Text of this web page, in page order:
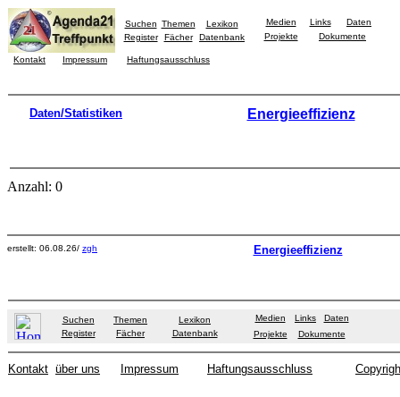
Suchen Themen
Lexikon
Register
Fächer Datenbank
Medien Links
Daten
Projekte
Dokumente
Kontakt Impressum Haftungsausschluss
Daten/Statistiken Energieeffizienz
Anzahl: 0
erstellt: 06.08.26/ zgh Energieeffizienz
Suchen Themen
Lexikon
Register
Fächer Datenbank
Medien Links
Daten
Projekte
Dokumente
Kontakt über uns Impressum Haftungsausschluss